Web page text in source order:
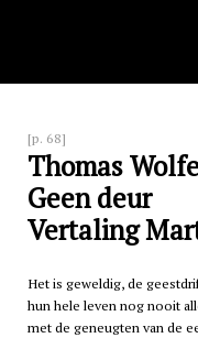
[p. 68]
Thomas
Geen deur
Vertaling
Het is geweldig, de
hun hele leven nog nooit
met de geneugten van de